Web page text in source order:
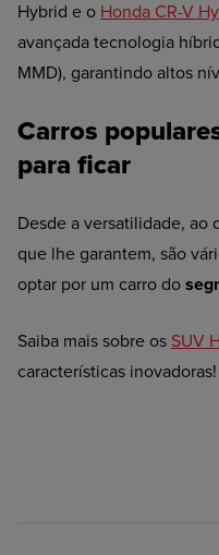
Hybrid e o Honda CR-V
avançada tecnologia
MMD), garantindo altos
Carros
para ficar
Desde a versatilidade, ao
que lhe garantem, são
optar por um carro do
Saiba mais sobre os SUV
características inovadoras!